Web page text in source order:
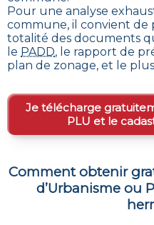
Pour une analyse
commune, il convient
totalité des documents
le PADD, le rapport de
plan de zonage, et le
Je télécharge
PLU et le
Comment obtenir
d’Urbanisme ou